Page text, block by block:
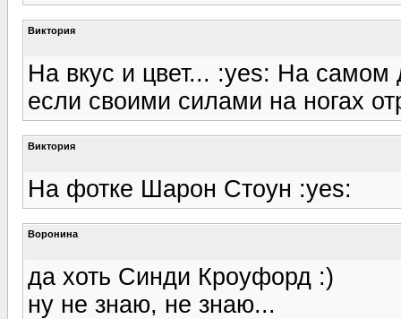
Виктория
На вкус и цвет... :yes: На самом
если своими силами на ногах
Виктория
На фотке Шарон Стоун :yes:
Воронина
да хоть Синди Кроуфорд :)
ну не знаю, не знаю...